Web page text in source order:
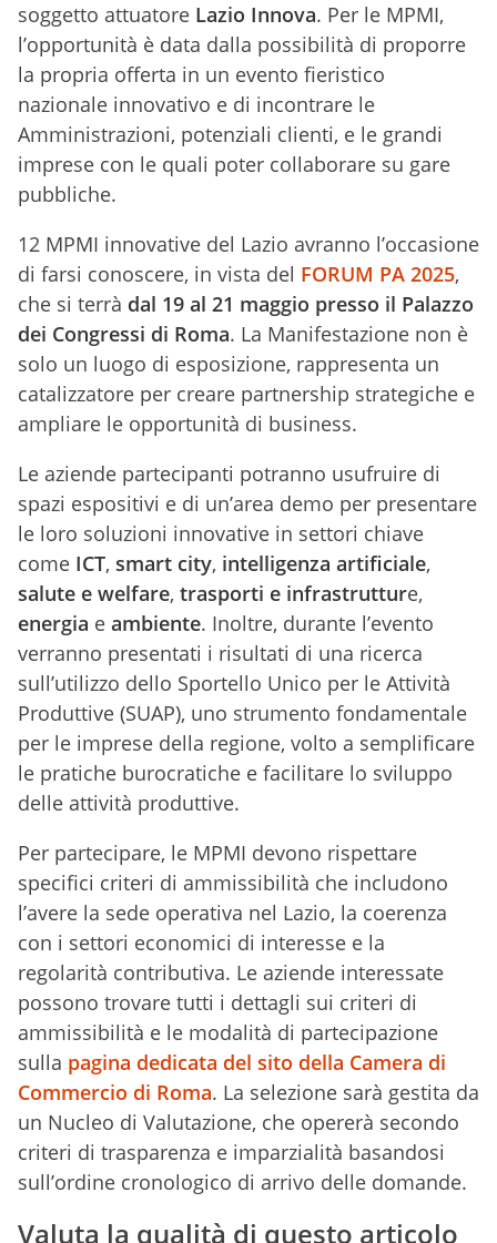
soggetto attuatore Lazio Innova. Per le MPMI,
l’opportunità è data dalla possibilità di proporre
la propria offerta in un evento fieristico
nazionale innovativo e di incontrare le
Amministrazioni, potenziali clienti, e le grandi
imprese con le quali poter collaborare su gare
pubbliche.
12 MPMI innovative del Lazio avranno l’occasione
di farsi conoscere, in vista del FORUM PA 2025,
che si terrà dal 19 al 21 maggio presso il Palazzo
dei Congressi di Roma. La Manifestazione non è
solo un luogo di esposizione, rappresenta un
catalizzatore per creare partnership strategiche e
ampliare le opportunità di business.
Le aziende partecipanti potranno usufruire di
spazi espositivi e di un’area demo per presentare
le loro soluzioni innovative in settori chiave
come ICT, smart city, intelligenza artificiale,
salute e welfare, trasporti e infrastrutture,
energia e ambiente. Inoltre, durante l’evento
verranno presentati i risultati di una ricerca
sull’utilizzo dello Sportello Unico per le Attività
Produttive (SUAP), uno strumento fondamentale
per le imprese della regione, volto a semplificare
le pratiche burocratiche e facilitare lo sviluppo
delle attività produttive.
Per partecipare, le MPMI devono rispettare
specifici criteri di ammissibilità che includono
l’avere la sede operativa nel Lazio, la coerenza
con i settori economici di interesse e la
regolarità contributiva. Le aziende interessate
possono trovare tutti i dettagli sui criteri di
ammissibilità e le modalità di partecipazione
sulla pagina dedicata del sito della Camera di
Commercio di Roma. La selezione sarà gestita da
un Nucleo di Valutazione, che opererà secondo
criteri di trasparenza e imparzialità basandosi
sull’ordine cronologico di arrivo delle domande.
Valuta la qualità di questo articolo